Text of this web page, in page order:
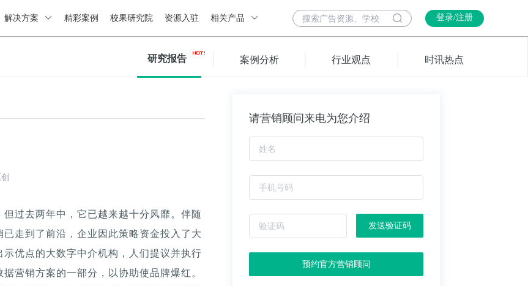
解决方案 精彩案例 校果研究院 资源入驻 相关产品 登录/注册
研究报告 案例分析 行业观点 时讯热点
过去两年中，它已越来越十分风靡。伴随
走到了前沿，企业因此策略资金投入了大
优点的大数字中介机构，人们提议并执行
营销方案的一部分，以协助使品牌爆红。
请营销顾问来电为您介绍
发送验证码
预约官方营销顾问